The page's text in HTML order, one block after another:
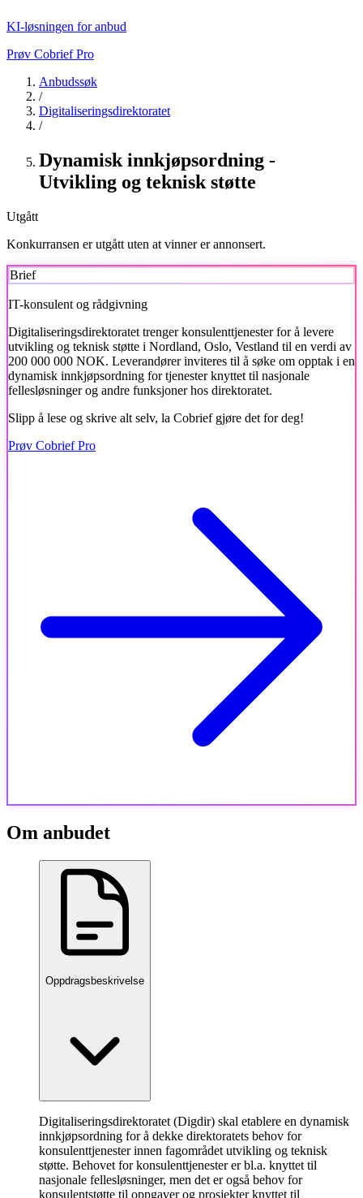
KI-løsningen for anbud
Prøv Cobrief Pro
Anbudssøk
/
Digitaliseringsdirektoratet
/
Dynamisk innkjøpsordning -
Utvikling og teknisk støtte
Utgått
Konkurransen er utgått uten at vinner er annonsert.
Brief
IT-konsulent og rådgivning
Digitaliseringsdirektoratet trenger konsulenttjenester for å levere
utvikling og teknisk støtte i Nordland, Oslo, Vestland til en verdi av
200 000 000 NOK. Leverandører inviteres til å søke om opptak i en
dynamisk innkjøpsordning for tjenester knyttet til nasjonale
fellesløsninger og andre funksjoner hos direktoratet.
Slipp å lese og skrive alt selv, la Cobrief gjøre det for deg!
Prøv Cobrief Pro
Om anbudet
Oppdragsbeskrivelse
Digitaliseringsdirektoratet (Digdir) skal etablere en dynamisk
innkjøpsordning for å dekke direktoratets behov for
konsulenttjenester innen fagområdet utvikling og teknisk
støtte. Behovet for konsulenttjenester er bl.a. knyttet til
nasjonale fellesløsninger, men det er også behov for
konsulentstøtte til oppgaver og prosjekter knyttet til